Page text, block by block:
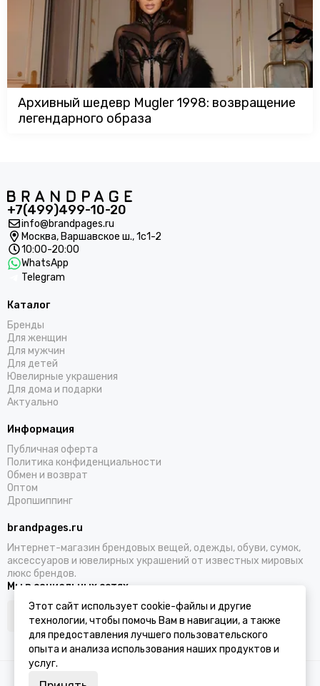
Архивный шедевр Mugler 1998: возвращение
легендарного образа
+7(499)499-10-20
info@brandpages.ru
Москва, Варшавское ш., 1с1-2
10:00-20:00
WhatsApp
Telegram
Каталог
Бренды
Для женщин
Для мужчин
Для детей
Ювелирные украшения
Для дома и подарки
Актуально
Информация
Публичная оферта
Политика конфиденциальности
Обмен и возврат
Оптом
Дропшиппинг
brandpages.ru
Интернет-магазин брендовых вещей, одежды, обуви, сумок,
аксессуаров и ювелирных украшений от известных мировых
люкс брендов.
Мы в социальных сетях
Этот сайт использует cookie-файлы и другие
технологии, чтобы помочь Вам в навигации, а также
для предоставления лучшего пользовательского
опыта и анализа использования наших продуктов и
услуг.